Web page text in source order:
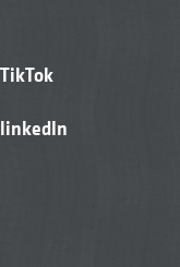
TikTok
linkedIn